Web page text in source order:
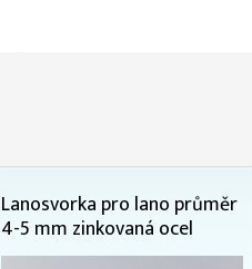
Lanosvorka pro lano průměr
4-5 mm zinkovaná ocel